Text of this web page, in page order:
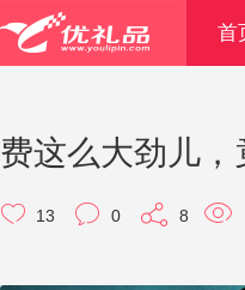
首
费这么大劲儿
13 0 8